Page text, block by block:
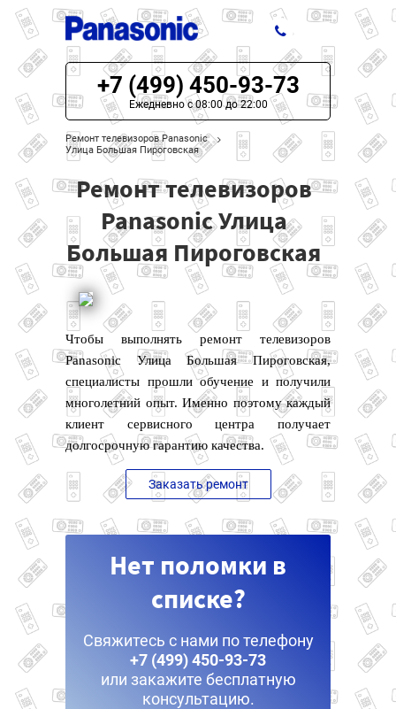
ЦЕНЫ НА РЕМОНТ
О СЕРВИСЕ
МОДЕЛИ PANASONIC
НАШИ КОНТАКТЫ
+7 (499) 450-93-73
Ежедневно с 08:00 до 22:00
Ремонт телевизоров Panasonic
Улица Большая Пироговская
Ремонт телевизоров
Panasonic Улица
Большая Пироговская
Чтобы выполнять ремонт телевизоров
Panasonic Улица Большая Пироговская,
специалисты прошли обучение и получили
многолетний опыт. Именно поэтому каждый
клиент сервисного центра получает
долгосрочную гарантию качества.
Заказать ремонт
Нет поломки в
списке?
Свяжитесь с нами по телефону
+7 (499) 450-93-73
или закажите бесплатную
консультацию.